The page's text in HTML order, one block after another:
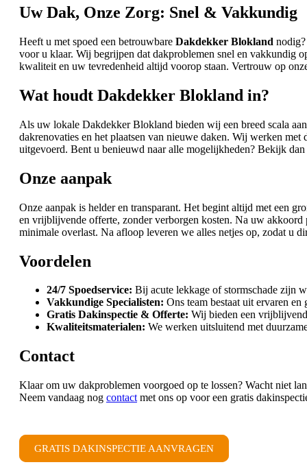
Uw Dak, Onze Zorg: Snel & Vakkundig
Heeft u met spoed een betrouwbare Dakdekker Blokland
voor u klaar. Wij begrijpen dat dakproblemen snel en vakkundig
kwaliteit en uw tevredenheid altijd voorop staan. Vertrouw op
Wat houdt Dakdekker Blokland in?
Als uw lokale Dakdekker Blokland bieden wij een breed scala
dakrenovaties en het plaatsen van nieuwe daken. Wij werken
uitgevoerd. Bent u benieuwd naar alle mogelijkheden? Bekijk
Onze aanpak
Onze aanpak is helder en transparant. Het begint altijd met een
en vrijblijvende offerte, zonder verborgen kosten. Na uw
minimale overlast. Na afloop leveren we alles netjes op, zodat u
Voordelen
24/7 Spoedservice: Bij acute lekkage of stormschade zijn
Vakkundige Specialisten: Ons team bestaat uit ervaren
Gratis Dakinspectie & Offerte: Wij bieden een
Kwaliteitsmaterialen: We werken uitsluitend met
Contact
Klaar om uw dakproblemen voorgoed op te lossen? Wacht niet
Neem vandaag nog contact met ons op voor een gratis
GRATIS DAKINSPECTIE AANVRAGEN